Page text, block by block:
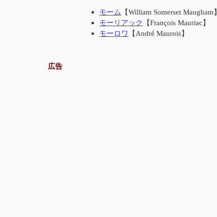
モーム
【William Somerset Maugham
モーリアック
【François Mauriac】
モーロワ
【André Maurois】
広告